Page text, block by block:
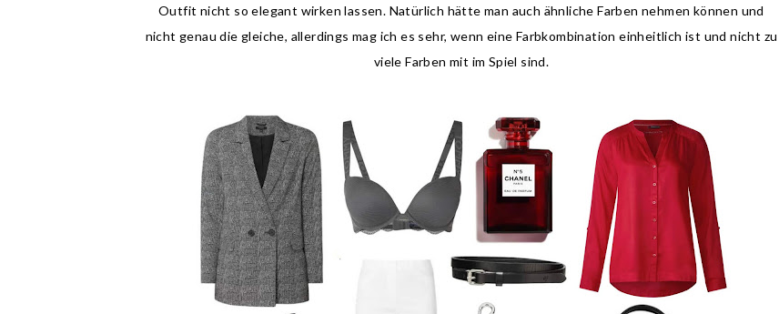
Outfit nicht so elegant wirken lassen. Natürlich hätte man auch ähnliche Farben nehmen können und
nicht genau die gleiche, allerdings mag ich es sehr, wenn eine Farbkombination einheitlich ist und nicht zu
viele Farben mit im Spiel sind.